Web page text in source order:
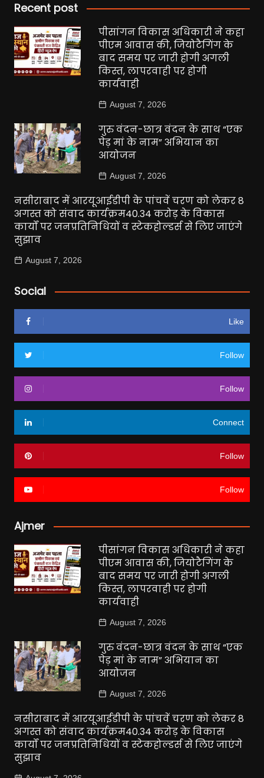
Recent post
पीसांगन विकास अधिकारी ने कहा
पीएम आवास की, जियोटैगिंग के
बाद समय पर जारी होगी अगली
किस्त, लापरवाही पर होगी
कार्यवाही
August 7, 2026
गुरु वंदन-छात्र वंदन के साथ “एक
पेड़ मां के नाम” अभियान का
आयोजन
August 7, 2026
नसीराबाद में आरयूआईडीपी के पांचवें चरण को लेकर 8
अगस्त को संवाद कार्यक्रम40.34 करोड़ के विकास
कार्यों पर जनप्रतिनिधियों व स्टेकहोल्डर्स से लिए जाएंगे
सुझाव
August 7, 2026
Social
Like
Follow
Follow
Connect
Follow
Follow
Ajmer
पीसांगन विकास अधिकारी ने कहा
पीएम आवास की, जियोटैगिंग के
बाद समय पर जारी होगी अगली
किस्त, लापरवाही पर होगी
कार्यवाही
August 7, 2026
गुरु वंदन-छात्र वंदन के साथ “एक
पेड़ मां के नाम” अभियान का
आयोजन
August 7, 2026
नसीराबाद में आरयूआईडीपी के पांचवें चरण को लेकर 8
अगस्त को संवाद कार्यक्रम40.34 करोड़ के विकास
कार्यों पर जनप्रतिनिधियों व स्टेकहोल्डर्स से लिए जाएंगे
सुझाव